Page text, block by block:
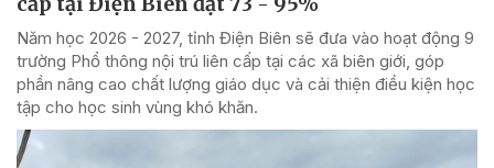
Năm học 2026 - 2027, tỉnh Điện Biên sẽ đưa vào hoạt động 9
trường Phổ thông nội trú liên cấp tại các xã biên giới, góp
phần nâng cao chất lượng giáo dục và cải thiện điều kiện học
tập cho học sinh vùng khó khăn.